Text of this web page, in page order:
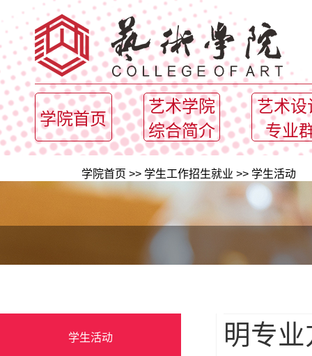
学院首页
艺术学院
综合简介
艺术设
专业
学院首页 >> 学生工作招生就业 >> 学生活动
学生活动
明专